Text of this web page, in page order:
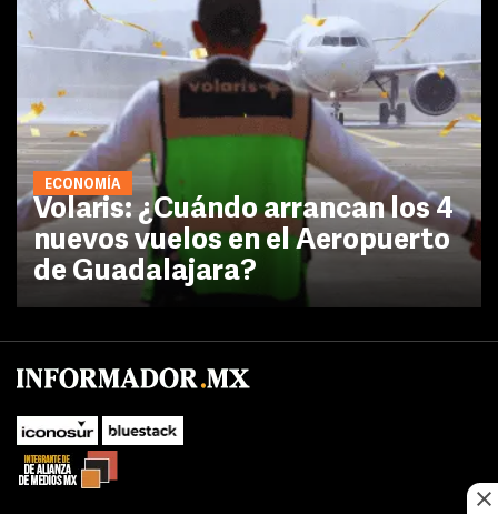
ECONOMÍA
Volaris: ¿Cuándo arrancan los 4
nuevos vuelos en el Aeropuerto
de Guadalajara?